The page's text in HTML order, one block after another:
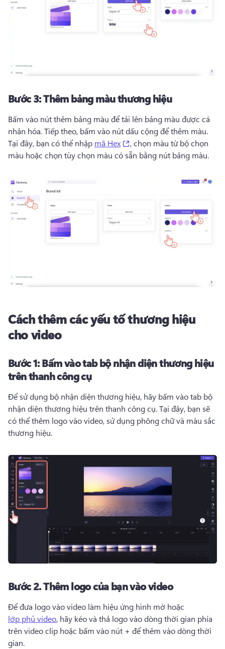
Bước 3:Thêm bảng màu thương hiệu
Bấm vào nút thêm bảng màu để tải lên bảng màu được cá
nhân hóa.
Tại đây, bạn có thể nhập mã Hex (opens in a new tab)
, chọn màu từ bộ chọn
màu hoặc chọn tùy chọn màu có sẵn bằng nút bảng màu.
Cách thêm các yếu tố thương hiệu
cho video
Bước 1:Bấm vào tab bộ nhận diện thương hiệu
trên thanh công cụ
Để sử dụng bộ nhận diện thương hiệu, hãy bấm vào tab bộ
nhận diện thương hiệu trên thanh công cụ. Tại đây, bạn sẽ
có thể thêm logo vào video, sử dụng phông chữ và màu sắc
thương hiệu.
Bước 2.Thêm logo của bạn vào video
Để đưa logo vào video làm hiệu ứng hình mờ hoặc
lớp phủ video, hãy kéo và thả logo vào dòng thời gian phía
trên video clip hoặc bấm vào nút + để thêm vào dòng thời
gian.